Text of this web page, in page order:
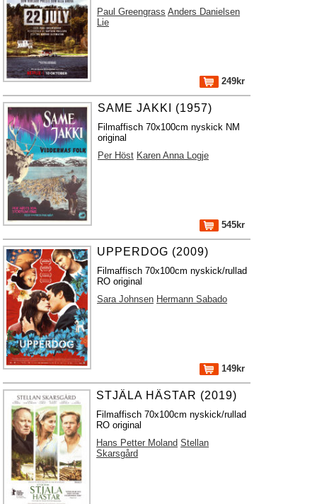
Paul Greengrass Anders Danielsen
Lie
249kr
SAME JAKKI (1957)
Filmaffisch 70x100cm nyskick NM
original
Per Höst Karen Anna Logje
545kr
UPPERDOG (2009)
Filmaffisch 70x100cm nyskick/rullad
RO original
Sara Johnsen Hermann Sabado
149kr
STJÄLA HÄSTAR (2019)
Filmaffisch 70x100cm nyskick/rullad
RO original
Hans Petter Moland Stellan
Skarsgård